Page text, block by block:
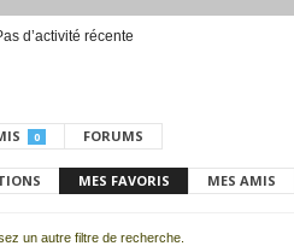
d’activité récente
0 FORUMS
MES FAVORIS MES AMIS
un autre filtre de recherche.